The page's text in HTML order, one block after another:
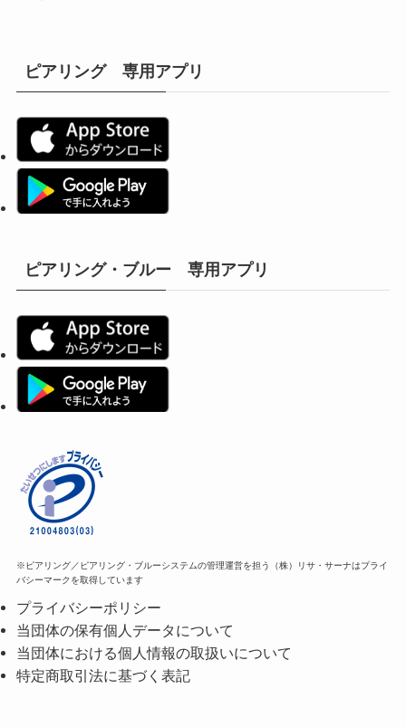
ピアリング 専用アプリ
ピアリング・ブルー 専用アプリ
※ピアリング／ピアリング・ブルーシステムの管理運営を担う（株）リサ・サーナはプライ
バシーマークを取得しています
プライバシーポリシー
当団体の保有個人データについて
当団体における個人情報の取扱いについて
特定商取引法に基づく表記